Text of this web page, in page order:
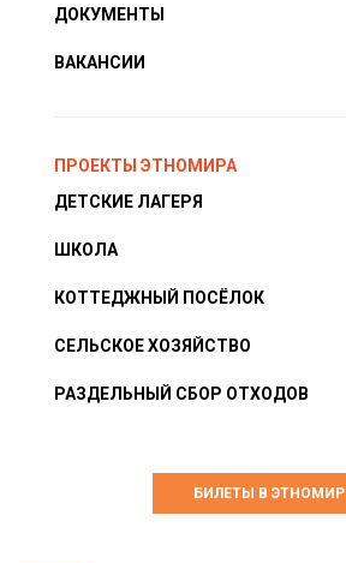
ДОКУМЕНТЫ
ВАКАНСИИ
ПРОЕКТЫ ЭТНОМИРА
ДЕТСКИЕ ЛАГЕРЯ
ШКОЛА
КОТТЕДЖНЫЙ ПОСЁЛОК
СЕЛЬСКОЕ ХОЗЯЙСТВО
РАЗДЕЛЬНЫЙ СБОР ОТХОДОВ
БИЛЕТЫ В ЭТНОМИР